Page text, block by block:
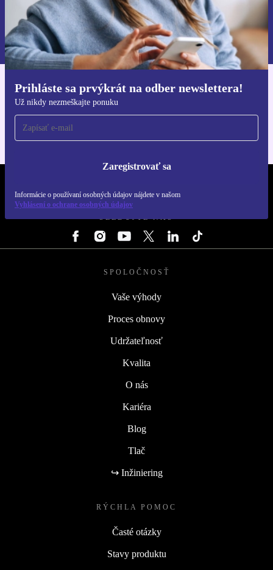
Prihláste sa prvýkrát na odber newslettera!
Už nikdy nezmeškajte ponuku
Zaregistrovať sa
Informácie o používaní osobných údajov nájdete v našom
Vyhlásení o ochrane osobných údajov
Zaregistrovať sa
Informácie o používaní osobných údajov nájdete v našich
Zásadách ochrany osobných údajov.
Získajte aplikáciu refurbed
Pre iOS a Android
SLEDUJTE NÁS
SPOLOČNOSŤ
Vaše výhody
Proces obnovy
Udržateľnosť
Kvalita
O nás
Kariéra
Blog
Tlač
↪ Inžiniering
RÝCHLA POMOC
Časté otázky
Stavy produktu